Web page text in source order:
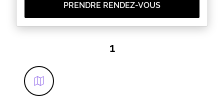
PRENDRE RENDEZ-VOUS
1